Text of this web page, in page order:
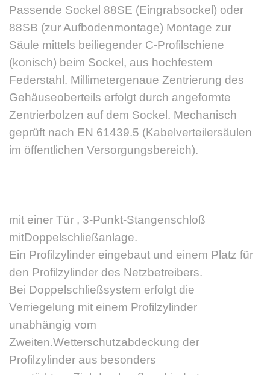
Passende Sockel 88SE (Eingrabsockel) oder
88SB (zur Aufbodenmontage) Montage zur
Säule mittels beiliegender C-Profilschiene
(konisch) beim Sockel, aus hochfestem
Federstahl. Millimetergenaue Zentrierung des
Gehäuseoberteils erfolgt durch angeformte
Zentrierbolzen auf dem Sockel. Mechanisch
geprüft nach EN 61439.5 (Kabelverteilersäulen
im öffentlichen Versorgungsbereich).
mit einer Tür , 3-Punkt-Stangenschloß
mitDoppelschließanlage.
Ein Profilzylinder eingebaut und einem Platz für
den Profilzylinder des Netzbetreibers.
Bei Doppelschließsystem erfolgt die
Verriegelung mit einem Profilzylinder
unabhängig vom
Zweiten.Wetterschutzabdeckung der
Profilzylinder aus besonders